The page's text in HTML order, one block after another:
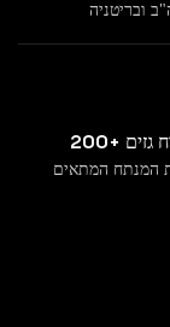
גזים
המנתח המתאים